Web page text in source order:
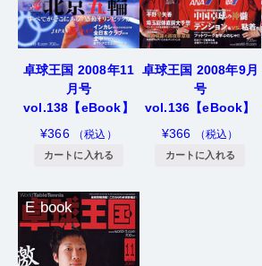
卓球王国 2008年11
月号
vol.138【eBook】
¥366 （税込）
カートに入れる
卓球王国 2008年9月
号
vol.136【eBook】
¥366 （税込）
カートに入れる
E book